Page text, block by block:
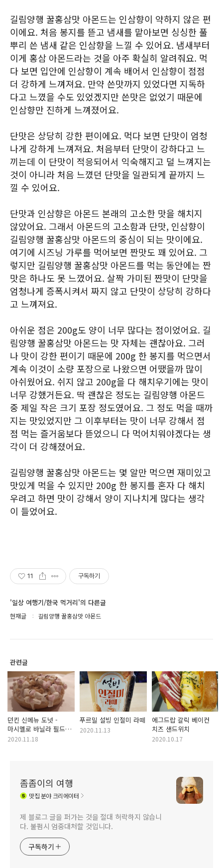
길림양행 꿀홍삼맛 아몬드는 인삼향이 약하지 않은 편
이에요. 처음 봉지를 뜯고 냄새를 맡아보면 싱싱한 풀
뿌리 쓴 냄새 같은 인삼향을 느낄 수 있어요. 냄새부터
이게 홍삼 아몬드라는 것을 아주 확실히 알려줘요. 먹
다 보면 입안에 인삼향이 계속 배어서 인삼향이 점점
더 강하게 느껴져요. 만약 쓴맛까지 있었다면 지독하
다고 느꼈을 수도 있었겠지만 쓴맛은 없었기 때문에
인삼향만 진하게 느껴졌어요.
단맛은 상당히 강한 편이에요. 먹다 보면 단맛이 엄청
나게 강하게 느껴져요. 처음부터 단맛이 강하다고 느
끼는데 이 단맛이 적응되어서 익숙해지고 덜 느껴지는
것이 아니라 처음 느꼈던 단맛을 일관되게 끝까지 느
낄 수 있어요.
단맛과 인삼향은 아몬드 본래의 고소한 맛을 해치지
않았어요. 그래서 아몬드의 고소함과 단맛, 인삼향이
길림양행 꿀홍삼맛 아몬드의 중심이 되는 맛이에요.
여기에 시즈닝 가루를 먹어보면 짠맛도 꽤 있어요. 그
렇지만 길림양행 꿀홍삼맛 아몬드를 먹는 동안에는 짠
맛은 하나도 못 느꼈어요. 살짝 가미된 짠맛이 단맛을
엄청나게 증폭시켜서 짜지 않고 단맛이 상당히 강하다
고 느껴져요.
아쉬운 점은 200g도 양이 너무 많다는 점이었어요. 길
림양행 꿀홍삼맛 아몬드는 맛 자체는 괜찮아요. 그러
나 맛이 강한 편이기 때문에 200g 한 봉지를 먹으면서
계속 이것이 소량 포장으로 나왔으면 어땠을까 많이
아쉬웠어요. 쉬지 않고 200g을 다 해치우기에는 맛이
너무 강했거든요. 딱 괜찮은 정도는 길림양행 아몬드
중 제일 작은 크기 포장 정도였어요. 그 정도 먹을 때까
지는 맛있었지만 그 이후부터는 맛이 너무 강해서 점
점 먹는 즐거움보다 뜯었으니 다 먹어치워야겠다는 생
각이 더 강해졌어요.
길림양행 꿀홍삼맛 아몬드는 몇 알만 먹으면 재미있고
맛있게 먹을 수 있지만 200g 한 봉지를 혼자 다 해치
우려고 하면 맛이 강해서 양이 지나치게 많다는 생각
이 들었어요.
11 구독하기
'일상 여행기/한국 먹거리'의 다른글
현재글 길림양행 꿀홍삼맛 아몬드
관련글
던킨 신메뉴 도넛 -
마시멜로 바닐라 필드
(2020년 11월 이달의
2020.11.18
푸르밀 설빙 인절미 라떼
2020.11.13
에그드랍 갈릭 베이컨
치즈 샌드위치
2020.10.17
좀좀이의 여행
맛집분야 크리에이터
제 블로그 글을 퍼가는 것을 절대 허락하지 않습니
다. 불펌시 엄중대처할 것입니다.
구독하기